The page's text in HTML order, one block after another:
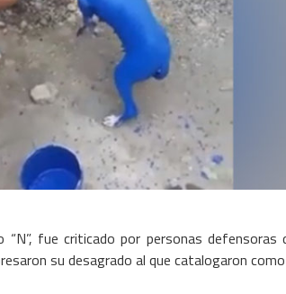
“N”, fue criticado por personas
su desagrado al que catalogaron